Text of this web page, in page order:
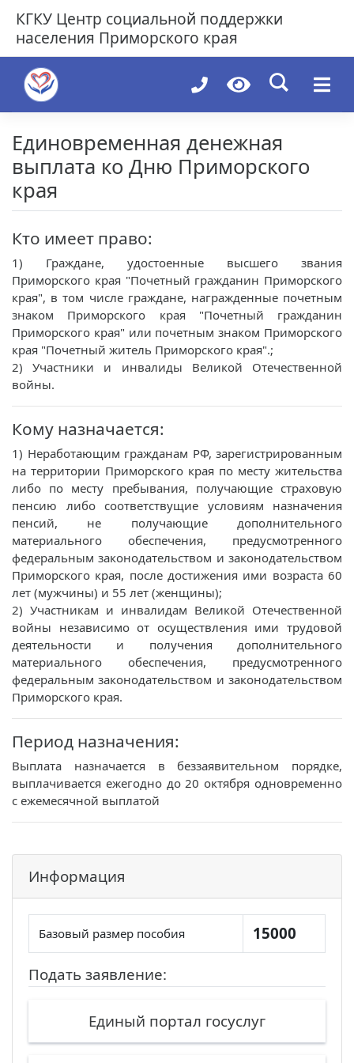
content
КГКУ Центр социальной поддержки
населения Приморского края
Единовременная денежная
выплата ко Дню Приморского
края
Кто имеет право:
1) Граждане, удостоенные высшего звания
Приморского края "Почетный гражданин Приморского
края", в том числе граждане, награжденные почетным
знаком Приморского края "Почетный гражданин
Приморского края" или почетным знаком Приморского
края "Почетный житель Приморского края".;
2) Участники и инвалиды Великой Отечественной
войны.
Кому назначается:
1) Неработающим гражданам РФ, зарегистрированным
на территории Приморского края по месту жительства
либо по месту пребывания, получающие страховую
пенсию либо соответствущие условиям назначения
пенсий, не получающие дополнительного
материального обеспечения, предусмотренного
федеральным законодательством и законодательством
Приморского края, после достижения ими возраста 60
лет (мужчины) и 55 лет (женщины);
2) Участникам и инвалидам Великой Отечественной
войны независимо от осуществления ими трудовой
деятельности и получения дополнительного
материального обеспечения, предусмотренного
федеральным законодательством и законодательством
Приморского края.
Период назначения:
Выплата назначается в беззаявительном порядке,
выплачивается ежегодно до 20 октября одновременно
с ежемесячной выплатой
Информация
Базовый размер пособия 15000
Подать заявление:
Единый портал госуслуг